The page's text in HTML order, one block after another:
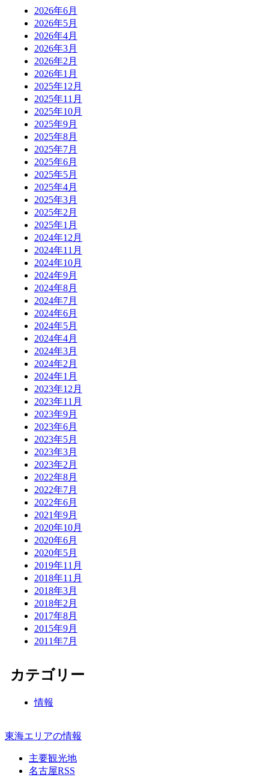
2026年6月
2026年5月
2026年4月
2026年3月
2026年2月
2026年1月
2025年12月
2025年11月
2025年10月
2025年9月
2025年8月
2025年7月
2025年6月
2025年5月
2025年4月
2025年3月
2025年2月
2025年1月
2024年12月
2024年11月
2024年10月
2024年9月
2024年8月
2024年7月
2024年6月
2024年5月
2024年4月
2024年3月
2024年2月
2024年1月
2023年12月
2023年11月
2023年9月
2023年6月
2023年5月
2023年3月
2023年2月
2022年8月
2022年7月
2022年6月
2021年9月
2020年10月
2020年6月
2020年5月
2019年11月
2018年11月
2018年3月
2018年2月
2017年8月
2015年9月
2011年7月
カテゴリー
情報
東海エリアの情報
主要観光地
名古屋RSS